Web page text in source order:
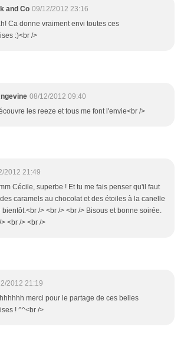
and Co 09/12/2012 23:16
Ca donne vraiment envi toutes ces
:)<br />
08/12/2012 09:40
les reeze et tous me font l'envie<br />
2012 21:49
Cécile, superbe ! Et tu me fais penser qu'il faut
caramels au chocolat et des étoiles à la canelle
bientôt.<br /> <br /> <br /> Bisous et bonne soirée.
<br /> <br />
2012 21:19
merci pour le partage de ces belles
! ^^<br />